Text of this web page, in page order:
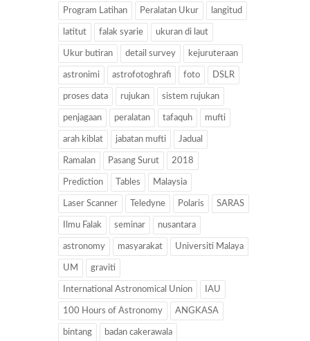
Program Latihan Peralatan Ukur langitud
latitut falak syarie ukuran di laut
Ukur butiran detail survey kejuruteraan
astronimi astrofotoghrafi foto DSLR
proses data rujukan sistem rujukan
penjagaan peralatan tafaquh mufti
arah kiblat jabatan mufti Jadual
Ramalan Pasang Surut 2018
Prediction Tables Malaysia
Laser Scanner Teledyne Polaris SARAS
Ilmu Falak seminar nusantara
astronomy masyarakat Universiti Malaya
UM graviti
International Astronomical Union IAU
100 Hours of Astronomy ANGKASA
bintang badan cakerawala